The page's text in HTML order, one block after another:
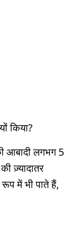
किया?
आबादी लगभग 5
ज़्यादातर
में भी पाते हैं,